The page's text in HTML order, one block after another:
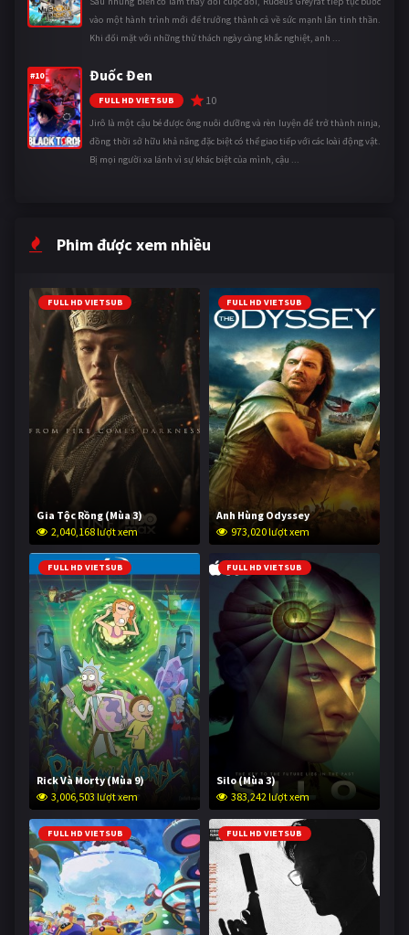
vào một hành trình mới để trưởng thành cả về sức mạnh lẫn tinh thần.
Khi đối mặt với những thử thách ngày càng khắc nghiệt, anh ...
#10 Đuốc Đen
FULL HD VIETSUB 10
Jirô là một cậu bé được ông nuôi dưỡng và rèn luyện để trở thành ninja,
đồng thời sở hữu khả năng đặc biệt có thể giao tiếp với các loài động vật.
Bị mọi người xa lánh vì sự khác biệt của mình, cậu ...
Phim được xem nhiều
FULL HD VIETSUB
Gia Tộc Rồng (Mùa 3)
2,040,168 lượt xem
FULL HD VIETSUB
Anh Hùng Odyssey
973,020 lượt xem
FULL HD VIETSUB
Rick Và Morty (Mùa 9)
3,006,503 lượt xem
FULL HD VIETSUB
Silo (Mùa 3)
383,242 lượt xem
FULL HD VIETSUB FULL HD VIETSUB